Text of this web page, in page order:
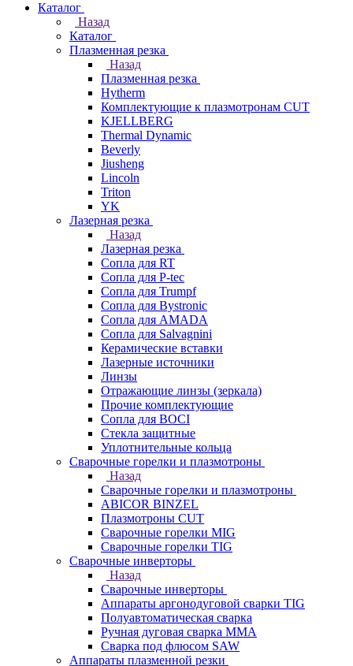
Каталог
Назад
Каталог
Плазменная резка
Назад
Плазменная резка
Hytherm
Комплектующие к плазмотронам CUT
KJELLBERG
Thermal Dynamic
Beverly
Jiusheng
Lincoln
Triton
YK
Лазерная резка
Назад
Лазерная резка
Сопла для RT
Сопла для P-tec
Сопла для Trumpf
Сопла для Bystronic
Сопла для AMADA
Сопла для Salvagnini
Керамические вставки
Лазерные источники
Линзы
Отражающие линзы (зеркала)
Прочие комплектующие
Сопла для BOCI
Стекла защитные
Уплотнительные кольца
Сварочные горелки и плазмотроны
Назад
Сварочные горелки и плазмотроны
ABICOR BINZEL
Плазмотроны CUT
Сварочные горелки MIG
Сварочные горелки TIG
Сварочные инверторы
Назад
Сварочные инверторы
Аппараты аргонодуговой сварки TIG
Полуавтоматическая сварка
Ручная дуговая сварка MMA
Сварка под флюсом SAW
Аппараты плазменной резки